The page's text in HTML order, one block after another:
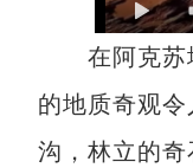
在阿克苏地
的地质奇观
沟，林立的